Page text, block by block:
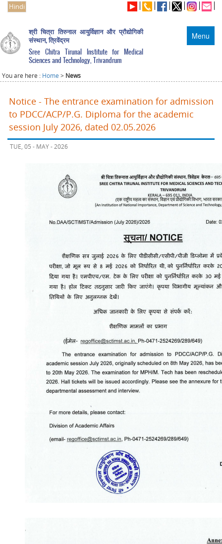
Hindi
Menu
श्री चित्रा तिरुनाल आयुर्विज्ञान और प्रौद्योगिकी
संस्थान, त्रिवेंद्रम
Sree Chitra Tirunal Institute for Medical
Sciences and Technology, Trivandrum
You are here : Home > News
Notice - The entrance examination for admission
to PDCC/ACP/P.G. Diploma for the academic
session July 2026, dated 02.05.2026
TUE, 05 - MAY - 2026